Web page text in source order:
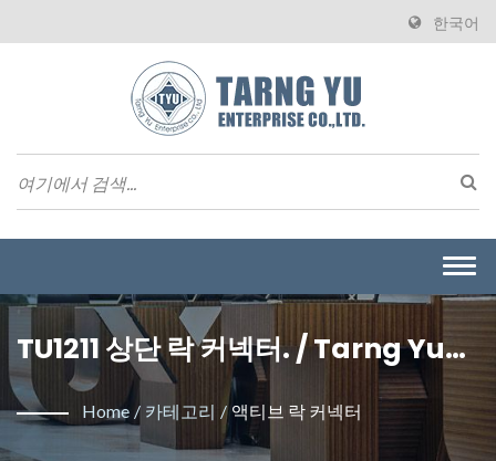
한국어
TU1211 상단 락 커넥터. / Tarng Yu
Enterprise Co., Ltd.는 와이어 투 보
드 커넥터를 제조하는 전문 제조업체
Home / 카테고리 / 액티브 락 커넥터